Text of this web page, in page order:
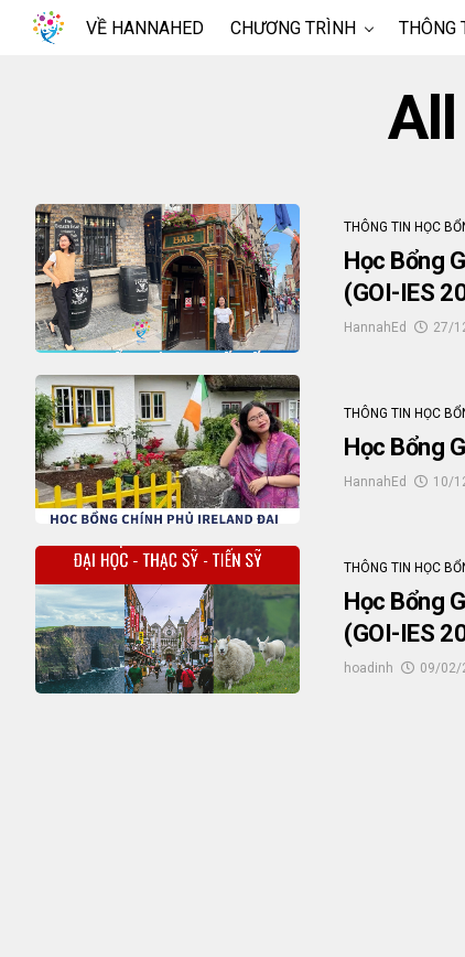
VỀ HANNAHED CHƯƠNG TRÌNH THÔNG
THÔNG TIN HỌC
Học Bổng
(GOI-IES
HannahEd 27/
THÔNG TIN HỌC
Học Bổng
HannahEd 10/
THÔNG TIN HỌC
Học Bổng
(GOI-IES
hoadinh 09/02/